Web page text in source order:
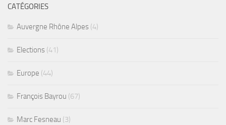
CATÉGORIES
Auvergne Rhône Alpes (4)
Elections (41)
Europe (44)
François Bayrou (67)
Marc Fesneau (3)